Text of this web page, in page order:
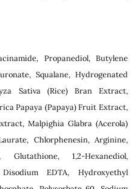
Propanediol, Butylene
Squalane, Hydrogenated
Sativa (Rice) Bran Extract,
Papaya (Papaya) Fruit Extract,
Malpighia Glabra (Acerola)
Chlorphenesin, Arginine,
Glutathione, 1,2-Hexanediol,
EDTA, Hydroxyethyl